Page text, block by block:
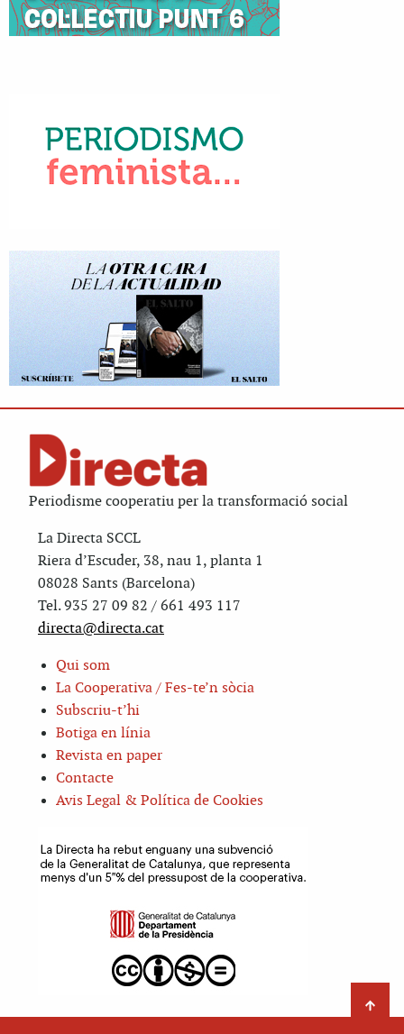
Periodisme cooperatiu per la transformació social
La Directa SCCL
Riera d’Escuder, 38, nau 1, planta 1
08028 Sants (Barcelona)
Tel. 935 27 09 82 / 661 493 117
directa@directa.cat
Qui som
La Cooperativa / Fes-te’n sòcia
Subscriu-t’hi
Botiga en línia
Revista en paper
Contacte
Avis Legal & Política de Cookies